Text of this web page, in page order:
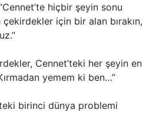
hiçbir şeyin sonu
için bir alan bırakın,
Cennet’teki her şeyin en
yemem ki ben…”
birinci dünya problemi